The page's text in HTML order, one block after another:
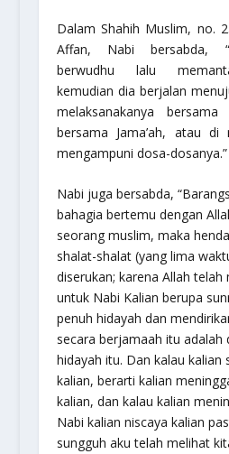
Dalam Shahih Muslim, no.
Affan, Nabi bersabda,
berwudhu lalu
kemudian dia berjalan
melaksanakanya
bersama Jama’ah, atau
mengampuni dosa-dosanya.”
Nabi juga bersabda,
bahagia bertemu dengan
seorang muslim, maka
shalat-shalat (yang lima
diserukan; karena Allah
untuk Nabi Kalian berupa
penuh hidayah dan
secara berjamaah itu adalah
hidayah itu. Dan kalau kalian
kalian, berarti kalian
kalian, dan kalau kalian
Nabi kalian niscaya kalian
sungguh aku telah melihat